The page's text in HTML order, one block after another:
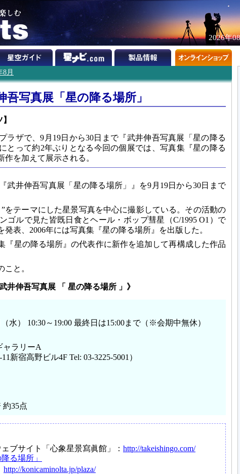
2026年
8月
吾写真展「星の降る場所」
ラザで、9月19日から30日まで『武井伸吾写真展「星の降る
とって約2年ぶりとなる今回の個展では、写真集『星の降る
を加えて展示される。
武井伸吾写真展「星の降る場所」』を9月19日から30日まで
をテーマにした星景写真を中心に撮影している。その活動の
ゴルで見た皆既日食とヘール・ボップ彗星（C/1995 O1）で
表、2006年には写真集『星の降る場所』を出版した。
『星の降る場所』の代表作に新作を追加して再構成した作品
と。
井伸吾写真展 「 星の降る場所 」》
水） 10:30～19:00 最終日は15:00まで（※会期中無休）
ャラリーA
新宿高野ビル4F Tel: 03-3225-5001）
35点
ブサイト「心象星景寫眞館」： http://takeishingo.com/
る場所」
http://konicaminolta.jp/plaza/